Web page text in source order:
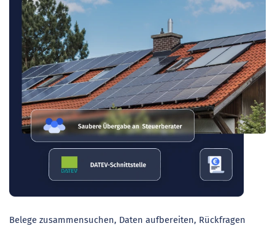
Belege zusammensuchen, Daten aufbereiten, Rückfragen